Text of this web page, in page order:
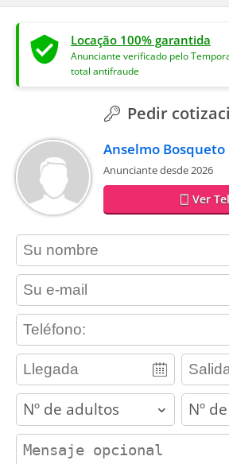
Locação 100% garantida
Anunciante verificado pelo
total antifraude
Pedir
Anselmo Bosqueto
Anunciante desde 2026
Ver
contact_name
contact_email
contact_phone
adults children
contact_message